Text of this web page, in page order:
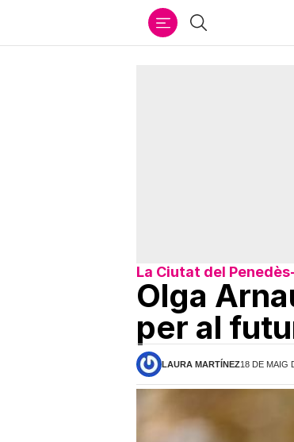
Cercar
La Ciutat del
Olga
per al
LAURA MARTÍNEZ18 DE MAIG